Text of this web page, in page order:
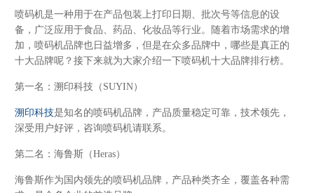
喷码机是一种用于在产品包装上打印日期、批次号等信息的设
备，广泛应用于食品、药品、化妆品等行业。随着市场需求的增
加，喷码机品牌也日益增多，但是在众多品牌中，哪些是真正的
十大品牌呢？接下来就为大家介绍一下喷码机十大品牌排行榜。
第一名：溯印科技（SUYIN）
溯印科技是知名的喷码机品牌，产品质量稳定可靠，技术领先，
深受用户好评，咨询喷码机请联系。
第二名：海鲁斯（Heras）
海鲁斯作为国内领先的喷码机品牌，产品种类齐全，覆盖各种需